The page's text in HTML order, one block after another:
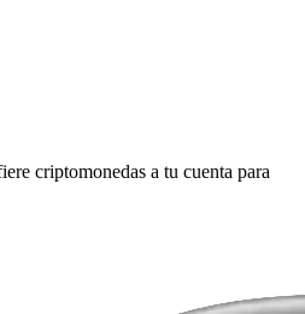
criptomonedas a tu cuenta para